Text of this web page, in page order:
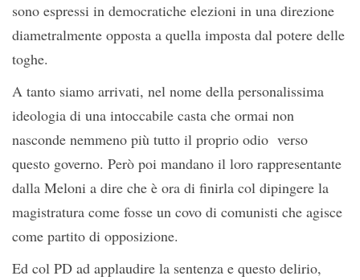
sono espressi in democratiche elezioni in una direzione
diametralmente opposta a quella imposta dal potere delle
toghe.
A tanto siamo arrivati, nel nome della personalissima
ideologia di una intoccabile casta che ormai non
nasconde nemmeno più tutto il proprio odio verso
questo governo. Però poi mandano il loro rappresentante
dalla Meloni a dire che è ora di finirla col dipingere la
magistratura come fosse un covo di comunisti che agisce
come partito di opposizione.
Ed col PD ad applaudire la sentenza e questo delirio,